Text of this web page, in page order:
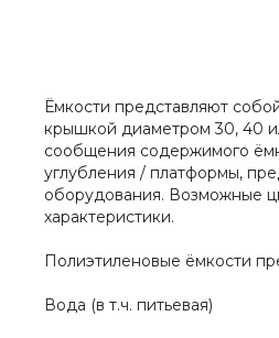
Ёмкости представляют
крышкой диаметром 30, 40
сообщения содержимого
углубления / платформы,
оборудования. Возможные
характеристики.
Полиэтиленовые ёмкости
Вода (в т.ч. питьевая)